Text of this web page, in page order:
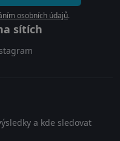
osobních údajů.
sítích
a kde sledovat